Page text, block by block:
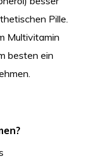
Pille.
Multivitamin
besten ein